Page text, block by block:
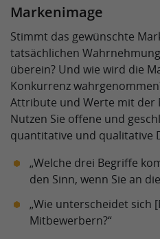
Markenimage
Stimmt das gewünschte
tatsächlichen
überein? Und wie wird die
Konkurrenz
Attribute und Werte mit der
Nutzen Sie offene und
quantitative und qualitative
„Welche drei Begriffe
den Sinn, wenn Sie an
„Wie unterscheidet sich
Mitbewerbern?“